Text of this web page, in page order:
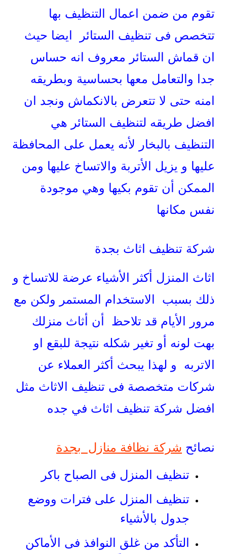
تقوم من ضمن اعمال التنظيف بها
تتخصص فى تنظيف الستائر ايضا حيث
ان قماش الستائر معروف انه حساس
جدا والتعامل معها بحساسية وبطريقه
امنه حتى لا تتعرض بالانكماش ونجد ان
افضل طريقه لتنظيف الستائر هي
التنظيف بالبخار لأنه يعمل على المحافظة
عليها و يزيل الأتربة والاتساخ عليها ومن
الممكن أن تقوم بكيها وهي موجودة
نفس مكانها
شركة تنظيف اثاث بجدة
اثاث المنزل أكثر الأشياء عرضة للاتساخ و
ذلك بسبب الاستخدام المستمر ولكن مع
مرور الأيام قد تلاحظ أن أثاث منزلك
بهت لونه أو تغير شكله نتيجة للبقع او
الاتربه و لهذا يبحث أكثر العملاء عن
شركات متخصصة فى تنظيف الاثاث مثل
افضل شركة تنظيف اثاث في جده
نصائح شركة نظافة منازل بجدة
تنظيف المنزل فى الصباح باكر
تنظيف المنزل على فترات ووضع
جدول بالأشياء
التأكد من غلق النوافذ فى الأماكن